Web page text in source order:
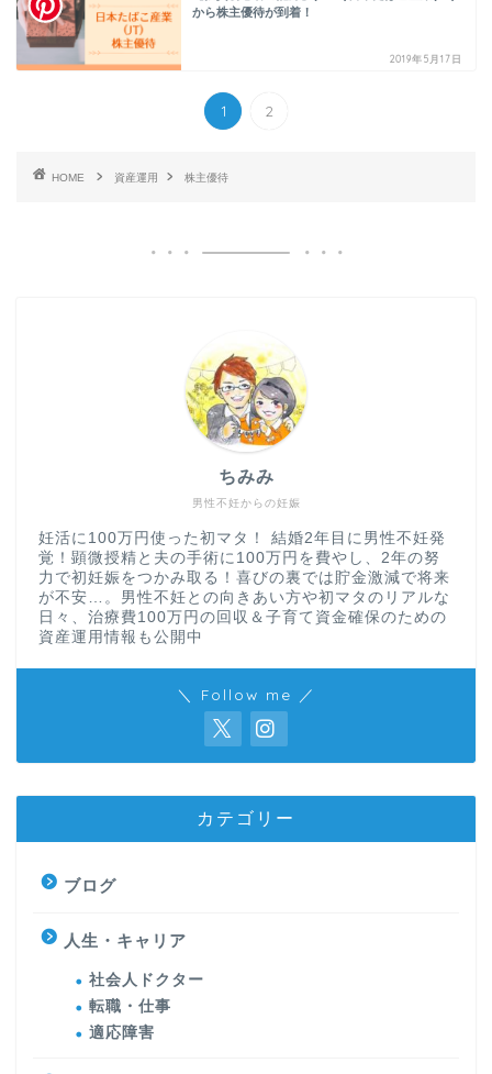
から株主優待が到着！
2019年5月17日
1 2
HOME 資産運用 株主優待
男性不妊からの妊娠
ちみみ
妊活に100万円使った初マタ！ 結婚2年目に男性不妊発
覚！顕微授精と夫の手術に100万円を費やし、2年の努
力で初妊娠をつかみ取る！喜びの裏では貯金激減で将来
が不安…。男性不妊との向きあい方や初マタのリアルな
日々、治療費100万円の回収＆子育て資金確保のための
資産運用情報も公開中
＼ Follow me ／
カテゴリー
ブログ
人生・キャリア
社会人ドクター
転職・仕事
適応障害